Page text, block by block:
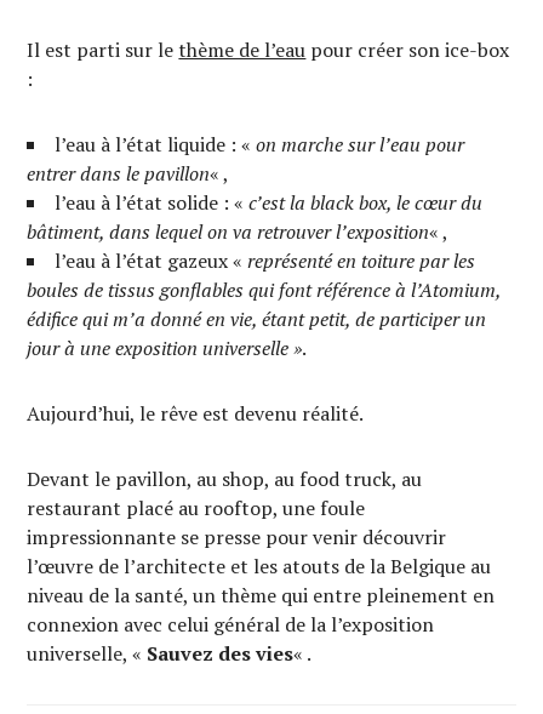
Il est parti sur lethème de l’eau pour créer son ice-box
:
l’eau à l’état liquide : «on marche sur l’eau pour
entrer dans le pavillon« ,
l’eau à l’état solide : «c’est la black box, le cœur du
bâtiment, dans lequel on va retrouver l’exposition« ,
l’eau à l’état gazeux «représenté en toiture par les
boules de tissus gonflables qui font référence à l’Atomium,
édifice qui m’a donné en vie, étant petit, de participer un
jour à une exposition universelle ».
Aujourd’hui, le rêve est devenu réalité.
Devant le pavillon, au shop, au food truck, au
restaurant placé au rooftop, une foule
impressionnante se presse pour venir découvrir
l’œuvre de l’architecte et les atouts de la Belgique au
niveau de la santé, un thème qui entre pleinement en
connexion avec celui général de la l’exposition
universelle, « Sauvez des vies« .